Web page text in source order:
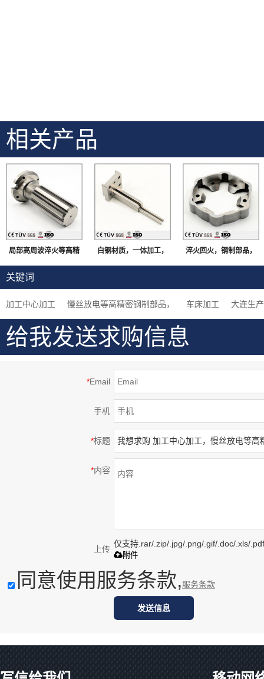
相关产品
局部高周波淬火等高精 白钢材质，一体加工， 淬火回火，钢制部品，
关键词
加工中心加工 慢丝放电等高精密钢制部品， 车床加工 大连生产
给我发送求购信息
*Email
手机
*标题
*内容
上传
仅支持.rar/.zip/.jpg/.png/.gif/.doc/.xls/
附件
同意使用服务条款,服务条款
发送信息